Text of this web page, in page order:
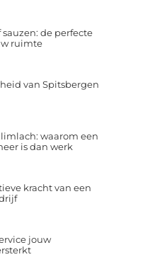
de perfecte
ruimte
van Spitsbergen
waarom een
is dan werk
kracht van een
jouw